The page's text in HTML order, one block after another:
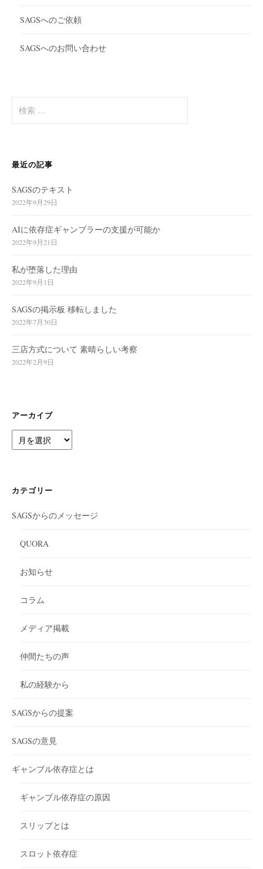
SAGSへのご依頼
SAGSへのお問い合わせ
索
最近の記事
SAGSのテキスト
2022年9月29日
AIに依存症ギャンブラーの支援が可能か
2022年9月21日
私が堕落した理由
2022年9月1日
SAGSの掲示板 移転しました
2022年7月30日
三店方式について 素晴らしい考察
2022年2月9日
アーカイブ
ー
ブ
カテゴリー
SAGSからのメッセージ
QUORA
お知らせ
コラム
メディア掲載
仲間たちの声
私の経験から
SAGSからの提案
SAGSの意見
ギャンブル依存症とは
ギャンブル依存症の原因
スリップとは
スロット依存症